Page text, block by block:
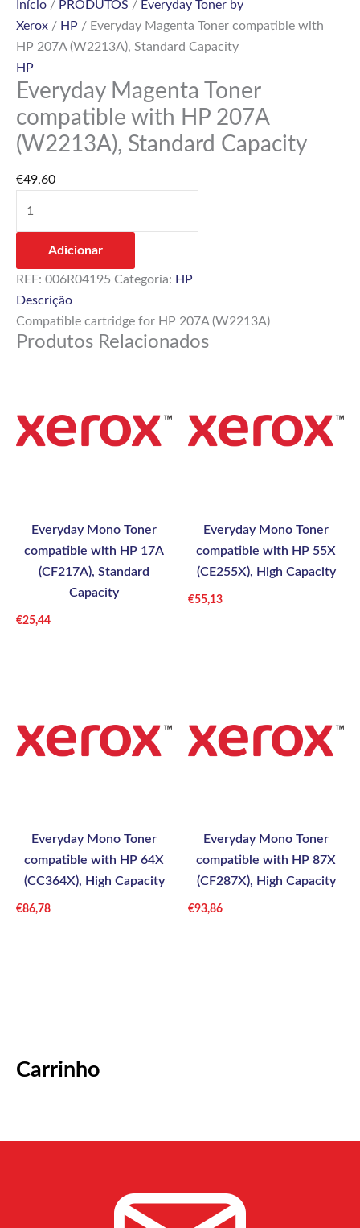
Carrinho
Início / PRODUTOS / Everyday Toner by
Xerox / HP / Everyday Magenta Toner compatible with
HP 207A (W2213A), Standard Capacity
HP
Everyday Magenta Toner
compatible with HP 207A
(W2213A), Standard Capacity
€49,60
Adicionar
REF: 006R04195 Categoria: HP
Descrição
Compatible cartridge for HP 207A (W2213A)
Produtos Relacionados
Everyday Mono Toner
compatible with HP 17A
(CF217A), Standard
Capacity
€25,44
Everyday Mono Toner
compatible with HP 55X
(CE255X), High Capacity
€55,13
Everyday Mono Toner
compatible with HP 64X
(CC364X), High Capacity
€86,78
Everyday Mono Toner
compatible with HP 87X
(CF287X), High Capacity
€93,86